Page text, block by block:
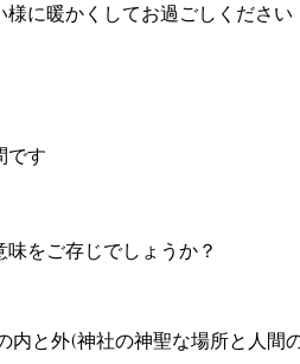
に暖かくしてお過ごしください
です
味をご存じでしょうか？
内と外(神社の神聖な場所と人間